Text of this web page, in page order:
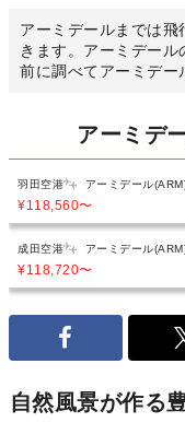
アーミデールまでは
きます。アーミデー
前に調べてアーミデー
アーミデ
羽田空港 アーミデール
¥118,560〜
成田空港 アーミデール
¥118,720〜
自然風景が作る